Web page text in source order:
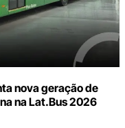
nova geração de
na Lat.Bus 2026